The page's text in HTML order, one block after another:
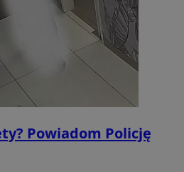
Powiadom Policję